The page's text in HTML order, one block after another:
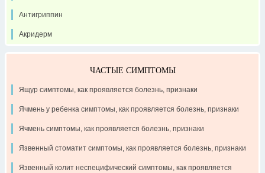
Антигриппин
Акридерм
ЧАСТЫЕ СИМПТОМЫ
Ящур симптомы, как проявляется болезнь, признаки
Ячмень у ребенка симптомы, как проявляется болезнь, признаки
Ячмень симптомы, как проявляется болезнь, признаки
Язвенный стоматит симптомы, как проявляется болезнь, признаки
Язвенный колит неспецифический симптомы, как проявляется